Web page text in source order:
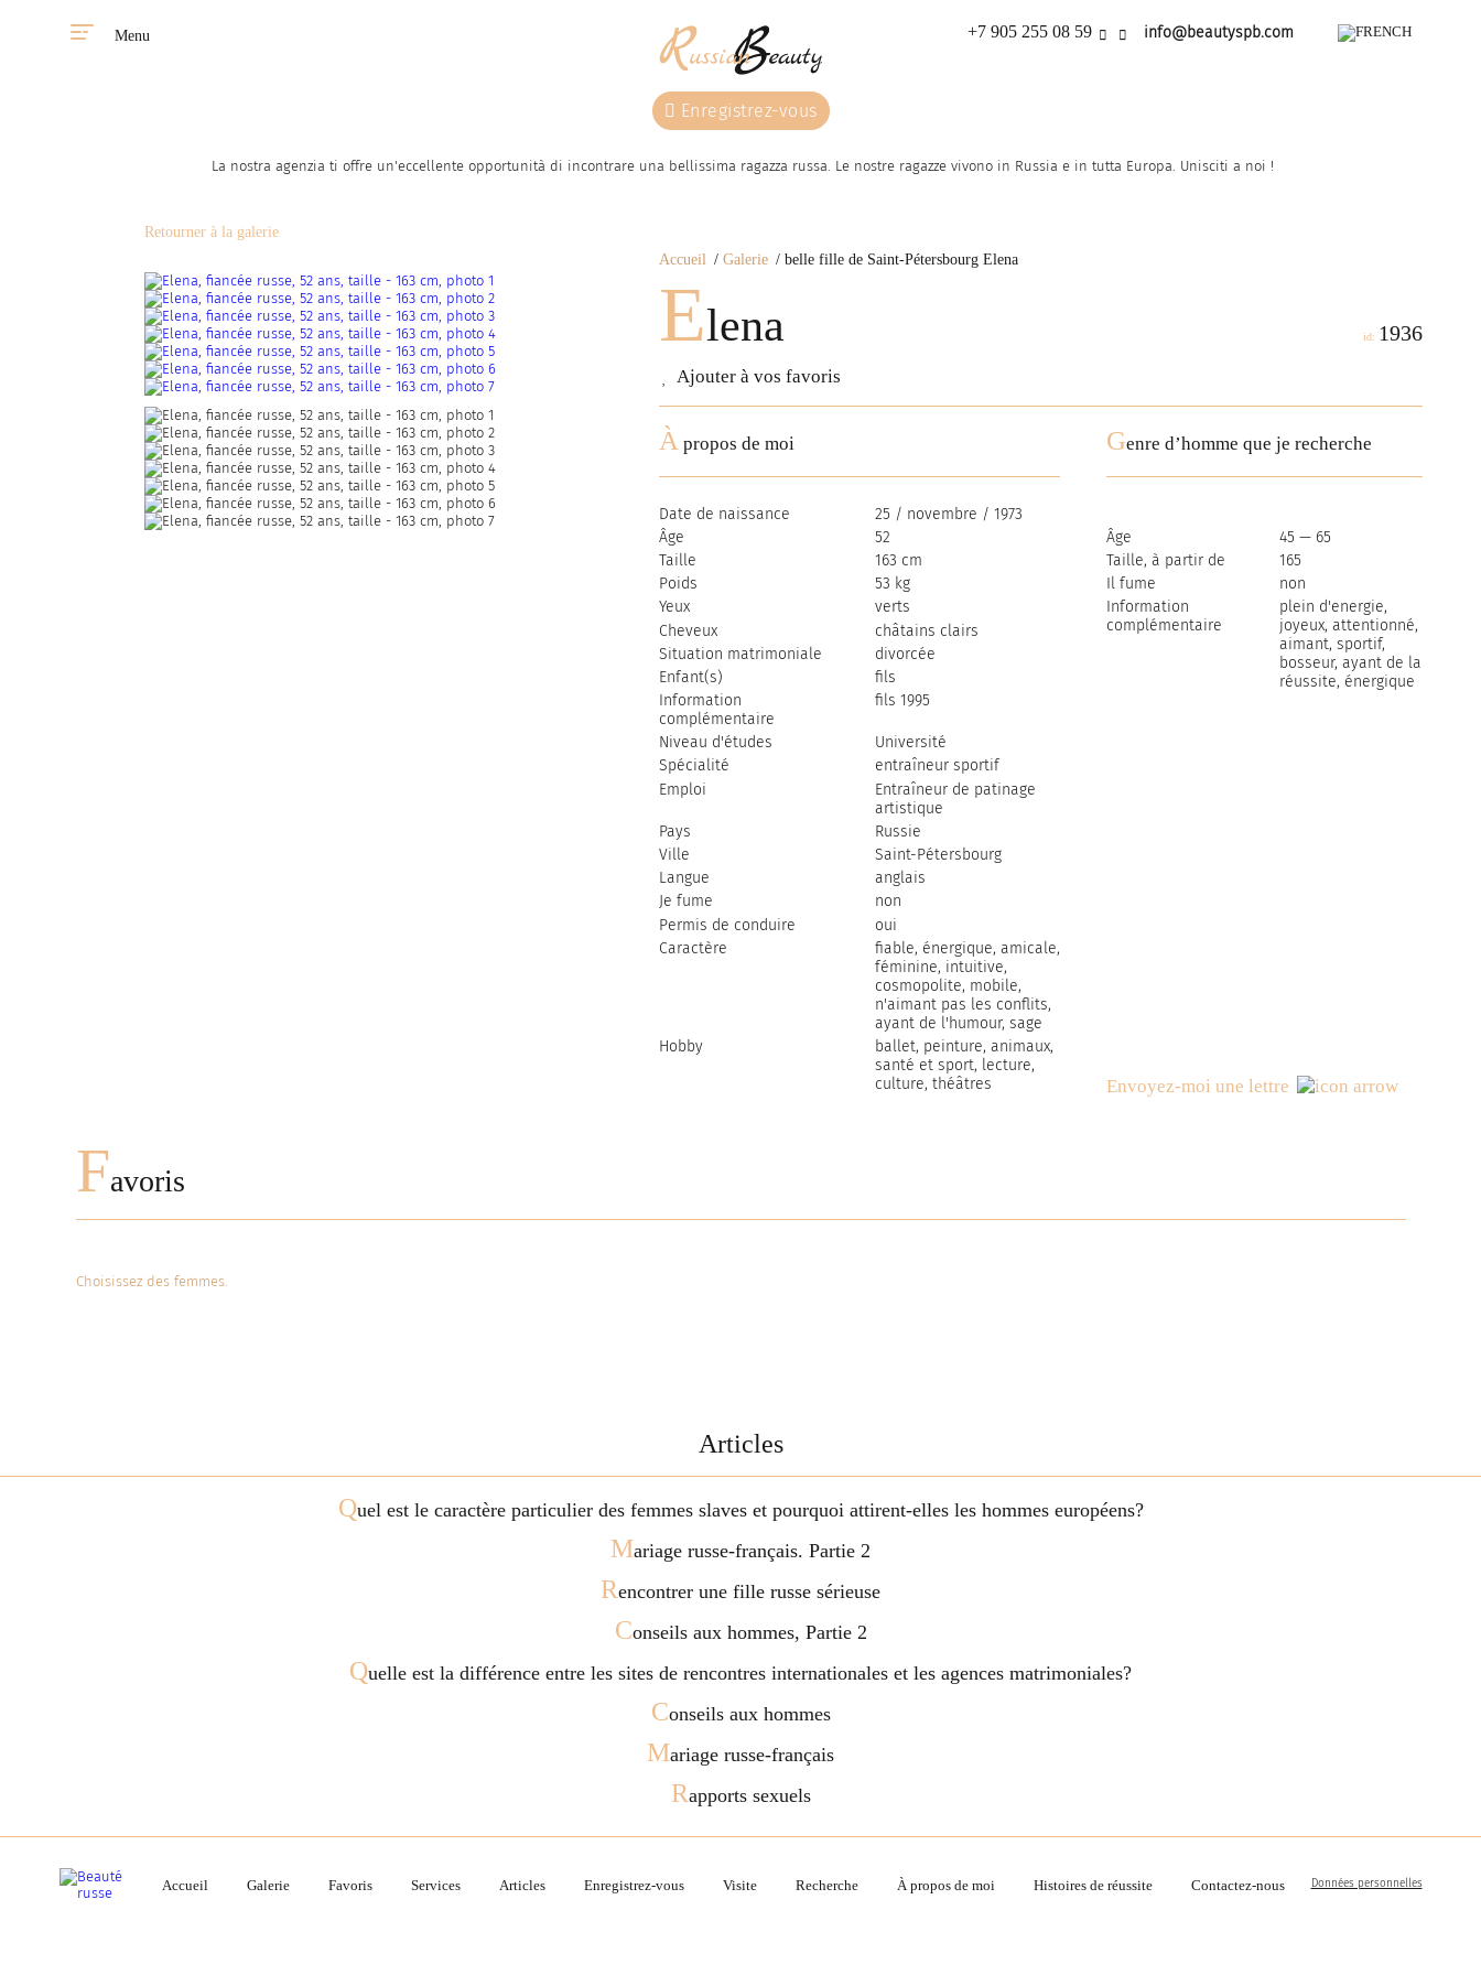
Menu +7 905 255 08 59 info@beautyspb.com
Enregistrez-vous
La nostra agenzia ti offre un'eccellente opportunità di incontrare una bellissima ragazza russa. Le nostre ragazze vivono in Russia e in tutta Europa. Unisciti a noi !
Accueil Galerie belle fille de Saint-Pétersbourg Elena
Elena
Ajouter à vos favoris
id: 1936
Retourner à la galerie
Àpropos de moi
Date de naissance
25 / novembre / 1973
Âge
52
Taille
163 cm
Poids
53 kg
Yeux
verts
Cheveux
сhâtains clairs
Situation matrimoniale
divorcée
Enfant(s)
fils
Information
complémentaire
fils 1995
Niveau d'études
Université
Spécialité
entraîneur sportif
Emploi
Entraîneur de patinage
artistique
Pays
Russie
Ville
Saint-Pétersbourg
Langue
anglais
Je fume
non
Permis de conduire
oui
Caractère
fiable, énergique, amicale,
féminine, intuitive,
cosmopolite, mobile,
n'aimant pas les conflits,
ayant de l'humour, sage
Hobby
ballet, peinture, animaux,
santé et sport, lecture,
culture, théâtres
Genre d’homme que je recherche
Âge
45 — 65
Taille, à partir de
165
Il fume
non
Information
complémentaire
plein d'energie,
joyeux, attentionné,
aimant, sportif,
bosseur, ayant de la
réussite, énergique
Envoyez-moi une lettre
Favoris
Choisissez des femmes.
Articles
Quel est le caractère particulier des femmes slaves et pourquoi attirent-elles les hommes européens?
Mariage russe-français. Partie 2
Rencontrer une fille russe sérieuse
Conseils aux hommes, Partie 2
Quelle est la différence entre les sites de rencontres internationales et les agences matrimoniales?
Conseils aux hommes
Mariage russe-français
Rapports sexuels
Accueil Galerie Favoris Services Articles Enregistrez-vous Visite Recherche À propos de moi Histoires de réussite Contactez-nous Données personnelles